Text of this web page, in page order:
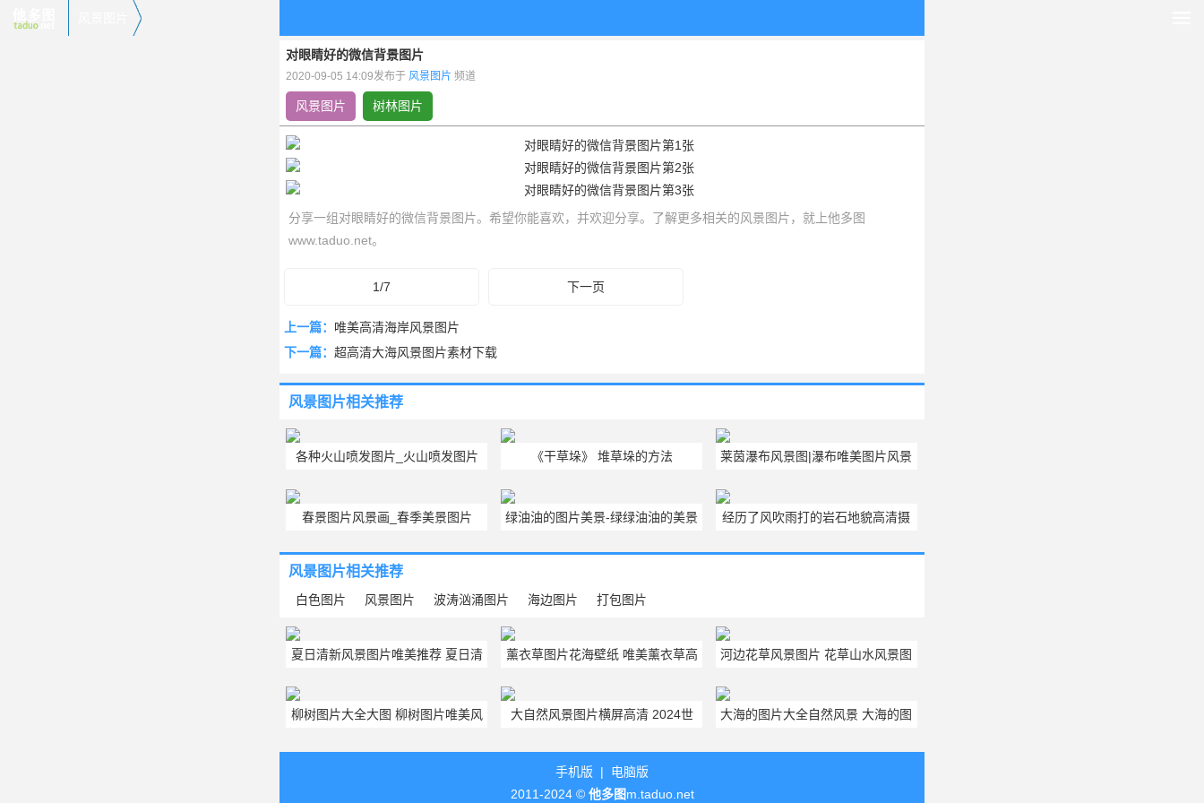
对眼睛好的微信背景图片
2020-09-05 14:09发布于 风景图片 频道
风景图片 树林图片
分享一组对眼睛好的微信背景图片。希望你能喜欢，并欢迎分享。了解更多相关的风景图片，就上他多图
www.taduo.net。
1/7 下一页
上一篇： 唯美高清海岸风景图片
下一篇： 超高清大海风景图片素材下载
风景图片相关推荐
各种火山喷发图片_火山喷发图片
《干草垛》 堆草垛的方法 莱茵瀑布风景图|瀑布唯美图片风景
春景图片风景画_春季美景图片
绿油油的图片美景-绿绿油油的美景
经历了风吹雨打的岩石地貌高清摄
风景图片相关推荐
白色图片 风景图片 波涛汹涌图片 海边图片 打包图片
夏日清新风景图片唯美推荐 夏日清
薰衣草图片花海壁纸 唯美薰衣草高
河边花草风景图片 花草山水风景图
柳树图片大全大图 柳树图片唯美风
大自然风景图片横屏高清 2024世
大海的图片大全自然风景 大海的图
手机版 | 电脑版
2011-2024 © 他多图m.taduo.net